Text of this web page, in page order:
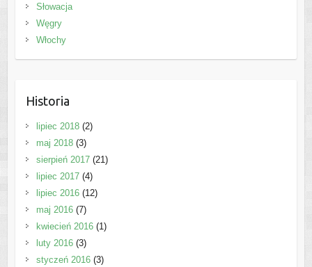
Słowacja
Węgry
Włochy
Historia
lipiec 2018(2)
maj 2018(3)
sierpień 2017(21)
lipiec 2017(4)
lipiec 2016(12)
maj 2016(7)
kwiecień 2016(1)
luty 2016(3)
styczeń 2016(3)